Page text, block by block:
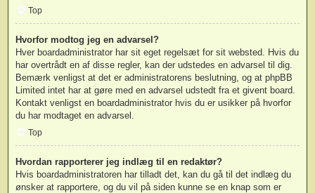
Top
Hvorfor modtog jeg en advarsel?
Hver boardadministrator har sit eget regelsæt for sit websted. Hvis du
har overtrådt en af disse regler, kan der udstedes en advarsel til dig.
Bemærk venligst at det er administratorens beslutning, og at phpBB
Limited intet har at gøre med en advarsel udstedt fra et givent board.
Kontakt venligst en boardadministrator hvis du er usikker på hvorfor
du har modtaget en advarsel.
Top
Hvordan rapporterer jeg indlæg til en redaktør?
Hvis boardadministratoren har tilladt det, kan du gå til det indlæg du
ønsker at rapportere, og du vil på siden kunne se en knap som er